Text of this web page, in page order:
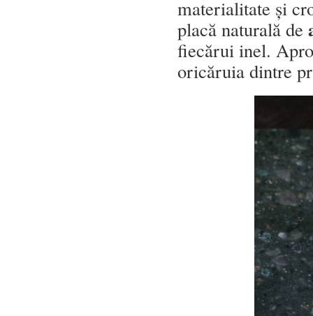
materialitate și
placă naturală de
fiecărui inel.
oricăruia dintre